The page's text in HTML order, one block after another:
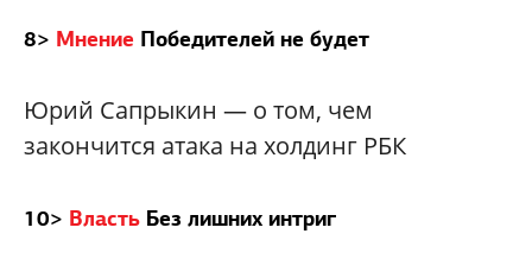
8> Мнение Победителей не будет
Юрий Сапрыкин — о том, чем
закончится атака на холдинг РБК
10> Власть Без лишних интриг